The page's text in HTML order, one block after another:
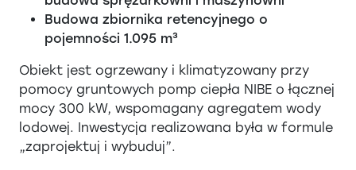
Budowa zbiornika retencyjnego o
pojemności 1.095 m³
Obiekt jest ogrzewany i klimatyzowany przy
pomocy gruntowych pomp ciepła NIBE o łącznej
mocy 300 kW, wspomagany agregatem wody
lodowej. Inwestycja realizowana była w formule
„zaprojektuj i wybuduj”.